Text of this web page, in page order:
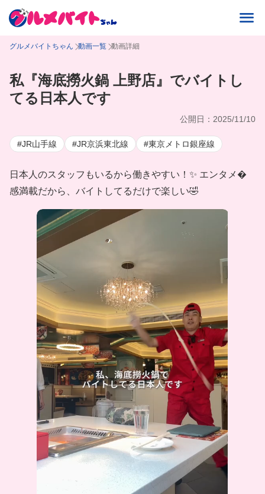
グルメバイトちゃん 動画一覧 動画詳細
私『海底撈火鍋 上野店』でバイトし
てる日本人です
公開日：2025/11/10
#JR山手線 #JR京浜東北線 #東京メトロ銀座線
日本人のスタッフもいるから働きやすい！✨ エンタメ�
感満載だから、バイトしてるだけで楽しい🤣